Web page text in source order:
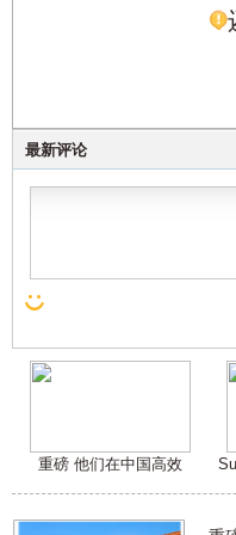
最新评论
重磅 他们在中国高效